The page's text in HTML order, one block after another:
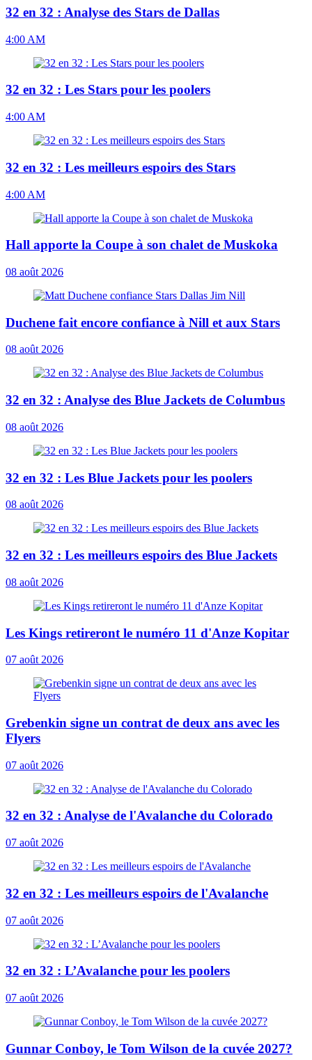
32 en 32 : Analyse des Stars de Dallas
4:00 AM
32 en 32 : Les Stars pour les poolers
4:00 AM
32 en 32 : Les meilleurs espoirs des Stars
4:00 AM
Hall apporte la Coupe à son chalet de Muskoka
08 août 2026
Duchene fait encore confiance à Nill et aux Stars
08 août 2026
32 en 32 : Analyse des Blue Jackets de Columbus
08 août 2026
32 en 32 : Les Blue Jackets pour les poolers
08 août 2026
32 en 32 : Les meilleurs espoirs des Blue Jackets
08 août 2026
Les Kings retireront le numéro 11 d'Anze Kopitar
07 août 2026
Grebenkin signe un contrat de deux ans avec les
Flyers
07 août 2026
32 en 32 : Analyse de l'Avalanche du Colorado
07 août 2026
32 en 32 : Les meilleurs espoirs de l'Avalanche
07 août 2026
32 en 32 : L’Avalanche pour les poolers
07 août 2026
Gunnar Conboy, le Tom Wilson de la cuvée 2027?